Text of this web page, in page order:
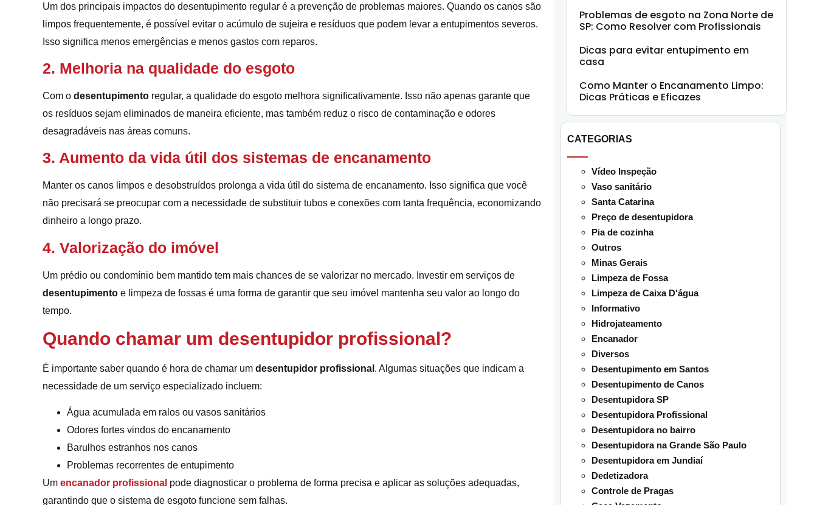
Um dos principais impactos do desentupimento regular é a prevenção de problemas maiores. Quando os canos são
limpos frequentemente, é possível evitar o acúmulo de sujeira e resíduos que podem levar a entupimentos severos.
Isso significa menos emergências e menos gastos com reparos.
2. Melhoria na qualidade do esgoto
Com o desentupimento regular, a qualidade do esgoto melhora significativamente. Isso não apenas garante que
os resíduos sejam eliminados de maneira eficiente, mas também reduz o risco de contaminação e odores
desagradáveis nas áreas comuns.
3. Aumento da vida útil dos sistemas de encanamento
Manter os canos limpos e desobstruídos prolonga a vida útil do sistema de encanamento. Isso significa que você
não precisará se preocupar com a necessidade de substituir tubos e conexões com tanta frequência, economizando
dinheiro a longo prazo.
4. Valorização do imóvel
Um prédio ou condomínio bem mantido tem mais chances de se valorizar no mercado. Investir em serviços de
desentupimento e limpeza de fossas é uma forma de garantir que seu imóvel mantenha seu valor ao longo do
tempo.
Quando chamar um desentupidor profissional?
É importante saber quando é hora de chamar um desentupidor profissional . Algumas situações que indicam a
necessidade de um serviço especializado incluem:
Água acumulada em ralos ou vasos sanitários
Odores fortes vindos do encanamento
Barulhos estranhos nos canos
Problemas recorrentes de entupimento
Um encanador profissional pode diagnosticar o problema de forma precisa e aplicar as soluções adequadas,
garantindo que o sistema de esgoto funcione sem falhas.
Problemas de esgoto na Zona Norte de
SP: Como Resolver com Profissionais
Dicas para evitar entupimento em
casa
Como Manter o Encanamento Limpo:
Dicas Práticas e Eficazes
CATEGORIAS
Vídeo Inspeção
Vaso sanitário
Santa Catarina
Preço de desentupidora
Pia de cozinha
Outros
Minas Gerais
Limpeza de Fossa
Limpeza de Caixa D'água
Informativo
Hidrojateamento
Encanador
Diversos
Desentupimento em Santos
Desentupimento de Canos
Desentupidora SP
Desentupidora Profissional
Desentupidora no bairro
Desentupidora na Grande São Paulo
Desentupidora em Jundiaí
Dedetizadora
Controle de Pragas